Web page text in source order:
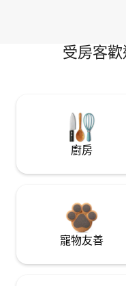
受房客
廚房
寵物友善